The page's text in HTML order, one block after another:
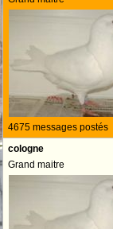
4675 messages postés
cologne
Grand maitre